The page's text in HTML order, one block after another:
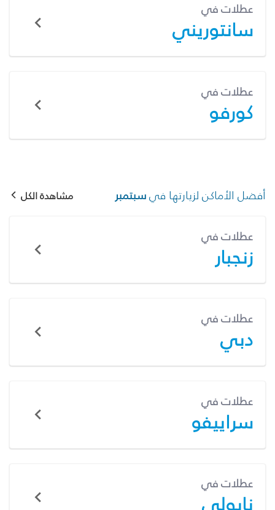
عطلات في
سانتوريني
عطلات في
كورفو
أفضل الأماكن لزيارتها فيسبتمبر مشاهدة الكل
عطلات في
زنجبار
عطلات في
دبي
عطلات في
سراييفو
عطلات في
نابولي